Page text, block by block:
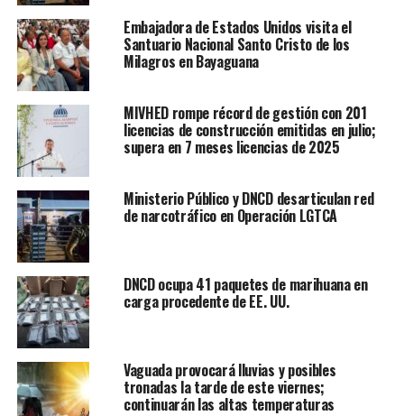
Embajadora de Estados Unidos visita el
Santuario Nacional Santo Cristo de los
Milagros en Bayaguana
MIVHED rompe récord de gestión con 201
licencias de construcción emitidas en julio;
supera en 7 meses licencias de 2025
Ministerio Público y DNCD desarticulan red
de narcotráfico en Operación LGTCA
DNCD ocupa 41 paquetes de marihuana en
carga procedente de EE. UU.
Vaguada provocará lluvias y posibles
tronadas la tarde de este viernes;
continuarán las altas temperaturas